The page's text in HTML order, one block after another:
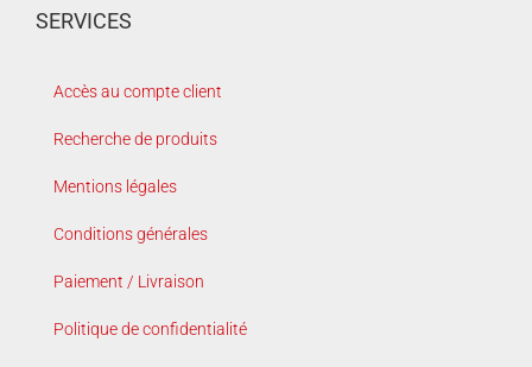
SERVICES
Accès au compte client
Recherche de produits
Mentions légales
Conditions générales
Paiement / Livraison
Politique de confidentialité